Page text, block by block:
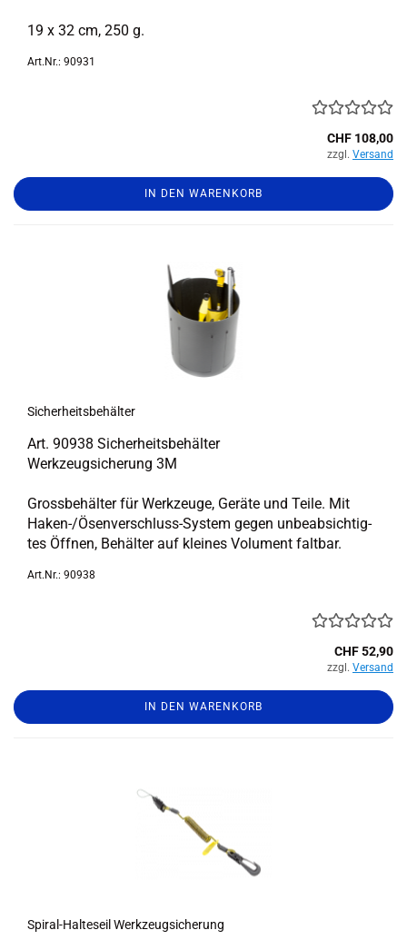
19 x 32 cm, 250 g.
Art.Nr.: 90931
CHF 108,00
zzgl. Versand
IN DEN WARENKORB
Si­cher­heits­be­häl­ter
Art. 90938 Si­cher­heits­be­häl­ter
Werk­zeug­si­che­rung 3M
Gross­be­häl­ter für Werk­zeu­ge, Ge­rä­te und Teile. Mit
Haken-​/Ösenverschluss-​System gegen un­be­ab­sich­tig­
tes Öff­nen, Be­häl­ter auf klei­nes Vo­lu­ment falt­bar.
Art.Nr.: 90938
CHF 52,90
zzgl. Versand
IN DEN WARENKORB
Spiral-​​Hal­te­seil Werk­zeug­si­che­rung